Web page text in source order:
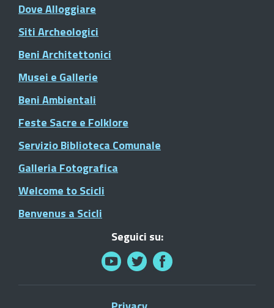
Dove Alloggiare
Siti Archeologici
Beni Architettonici
Musei e Gallerie
Beni Ambientali
Feste Sacre e Folklore
Servizio Biblioteca Comunale
Galleria Fotografica
Welcome to Scicli
Benvenus a Scicli
Seguici su: